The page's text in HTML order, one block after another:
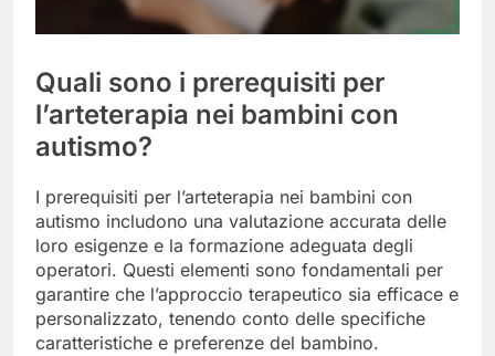
Quali sono i prerequisiti per
l’arteterapia nei bambini con
autismo?
I prerequisiti per l’arteterapia nei bambini con
autismo includono una valutazione accurata delle
loro esigenze e la formazione adeguata degli
operatori. Questi elementi sono fondamentali per
garantire che l’approccio terapeutico sia efficace e
personalizzato, tenendo conto delle specifiche
caratteristiche e preferenze del bambino.